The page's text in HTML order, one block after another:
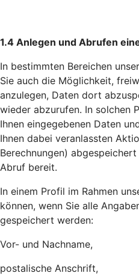
1.4 Anlegen und Abrufen
In bestimmten Bereichen
Sie auch die Möglichkeit,
anzulegen, Daten dort
wieder abzurufen. In solchen
Ihnen eingegebenen Daten
Ihnen dabei veranlassten
Berechnungen)
Abruf bereit.
In einem Profil im Rahmen
können, wenn Sie alle
gespeichert werden:
Vor- und Nachname,
postalische Anschrift,